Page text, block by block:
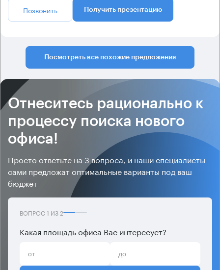
Позвонить Получить презентацию
Посмотреть все похожие предложения
Отнеситесь рационально к
процессу поиска нового
офиса!
Просто ответьте на 3 вопроса, и наши специалисты
сами предложат оптимальные варианты под ваш
бюджет
ВОПРОС 1 ИЗ2
Какая площадь офиса Вас интересует?